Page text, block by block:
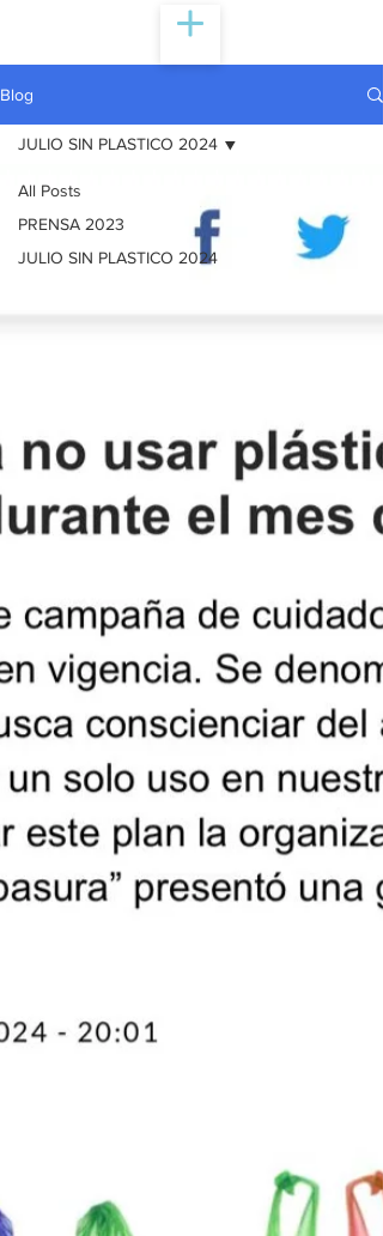
Blog
All Posts
PRENSA 2023
JULIO SIN PLASTICO 2024
JULIO SIN PLASTICO 2024